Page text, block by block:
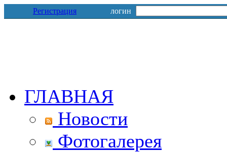
Регистрация логин
ГЛАВНАЯ
Новости
Фотогалерея